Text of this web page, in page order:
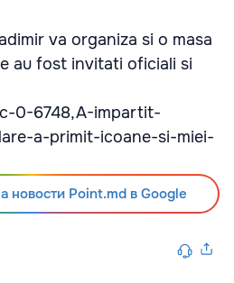
va organiza si o masa
au fost invitati oficiali si
0-6748,A-impartit-
a-primit-icoane-si-miei-
новости Point.md в Google